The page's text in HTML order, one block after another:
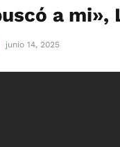
a mi»,
junio 14, 2025